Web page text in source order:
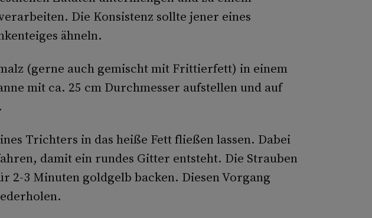
Die Konsistenz sollte jener eines
ähneln.
(gerne auch gemischt mit Frittierfett) in einem
mit ca. 25 cm Durchmesser aufstellen und auf
Trichters in das heiße Fett fließen lassen. Dabei
damit ein rundes Gitter entsteht. Die Strauben
2-3 Minuten goldgelb backen. Diesen Vorgang